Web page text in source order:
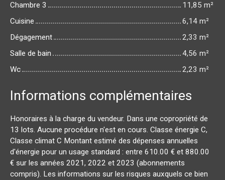
Chambre 3
11,85 m²
Cuisine
6,14 m²
Dégagement
2,33 m²
Salle de bain
4,56 m²
Wc
2,23 m²
Informations complémentaires
Honoraires à la charge du vendeur. Dans une copropriété de
13 lots. Aucune procédure n'est en cours. Classe énergie C,
Classe climat C Montant estimé des dépenses annuelles
d'énergie pour un usage standard : entre 610.00 € et 880.00
€ sur les années 2021, 2022 et 2023 (abonnements
compris). Les informations sur les risques auxquels ce bien